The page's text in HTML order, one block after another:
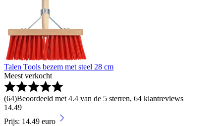
Talen Tools bezem met steel 28 cm
Meest verkocht
(64)Beoordeeld met 4.4 van de 5 sterren, 64 klantreviews
14.49
Prijs: 14.49 euro